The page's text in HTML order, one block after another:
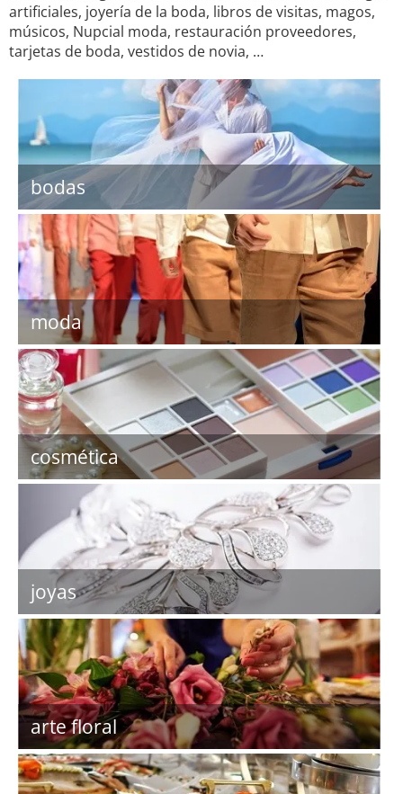
artificiales, joyería de la boda, libros de visitas, magos,
músicos, Nupcial moda, restauración proveedores,
tarjetas de boda, vestidos de novia, …
bodas
moda
cosmética
joyas
arte floral